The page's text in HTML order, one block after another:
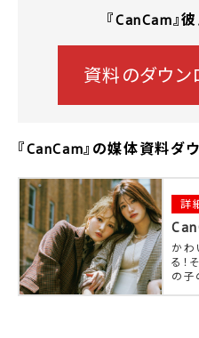
『CanCam
資料のダウン
『CanCam』の媒体資料ダ
詳
かわ
る！
の子